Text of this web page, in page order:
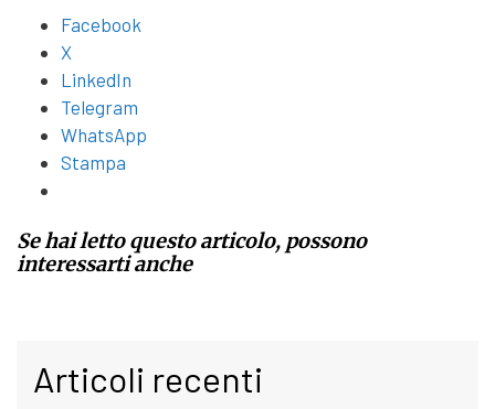
Facebook
X
LinkedIn
Telegram
WhatsApp
Stampa
Se hai letto questo articolo, possono
interessarti anche
Articoli recenti